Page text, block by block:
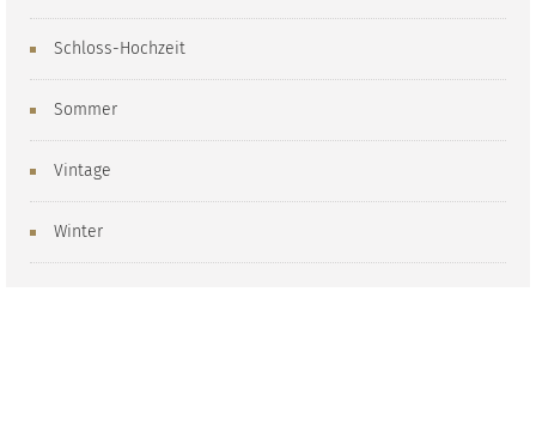
Schloss-Hochzeit
Sommer
Vintage
Winter